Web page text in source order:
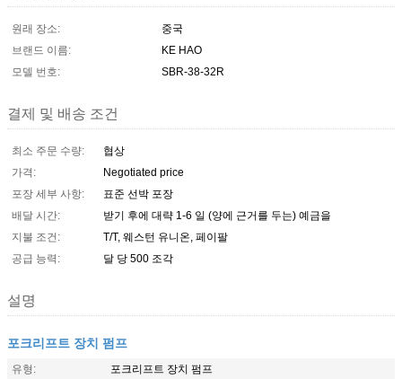
원래 장소:
중국
브랜드 이름:
KE HAO
모델 번호:
SBR-38-32R
결제 및 배송 조건
최소 주문 수량:
협상
가격:
Negotiated price
포장 세부 사항:
표준 선박 포장
배달 시간:
받기 후에 대략 1-6 일 (양에 근거를 두는) 예금을
지불 조건:
T/T, 웨스턴 유니온, 페이팔
공급 능력:
달 당 500 조각
설명
포크리프트 장치 펌프
유형:
포크리프트 장치 펌프